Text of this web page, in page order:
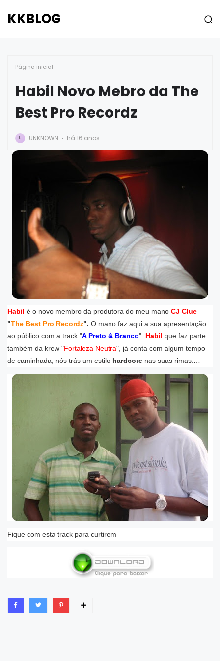
KKBLOG
Página inicial
Habil Novo Mebro da The
Best Pro Recordz
U UNKNOWN há 16 anos
Habil é o novo membro da produtora do meu mano CJ Clue
"The Best Pro Recordz". O mano faz aqui a sua apresentação
ao público com a track "A Preto & Branco". Habil que faz parte
também da krew "Fortaleza Neutra", já conta com algum tempo
de caminhada, nós trás um estilo hardcore nas suas rimas.
Fique com esta track para curtirem